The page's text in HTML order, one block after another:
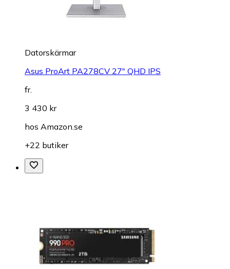
Datorskärmar
Asus ProArt PA278CV 27" QHD IPS
fr.
3 430 kr
hos Amazon.se
+22 butiker